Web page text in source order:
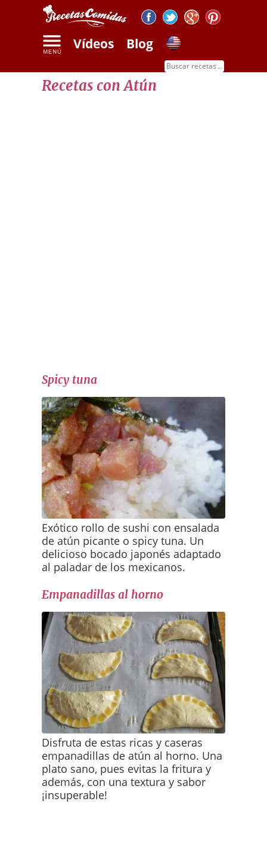
Vídeos Blog
Recetas con Atún
Spicy tuna
Exótico rollo de sushi con ensalada
de atún picante o spicy tuna. Un
delicioso bocado japonés adaptado
al paladar de los mexicanos.
Empanadillas al horno
Disfruta de estas ricas y caseras
empanadillas de atún al horno. Una
plato sano, pues evitas la fritura y
además, con una textura y sabor
¡insuperable!